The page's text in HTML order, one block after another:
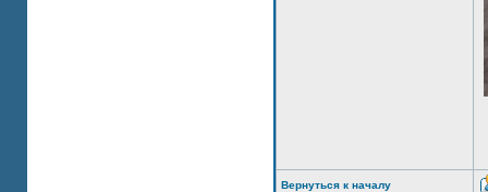
Вернуться к началу